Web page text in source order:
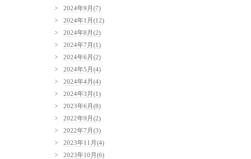
2024年9月(7)
2024年1月(12)
2024年8月(2)
2024年7月(1)
2024年6月(2)
2024年5月(4)
2024年4月(4)
2024年3月(1)
2023年6月(8)
2022年9月(2)
2022年7月(3)
2023年11月(4)
2023年10月(6)